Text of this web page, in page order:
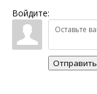
Войдите:
Отправить